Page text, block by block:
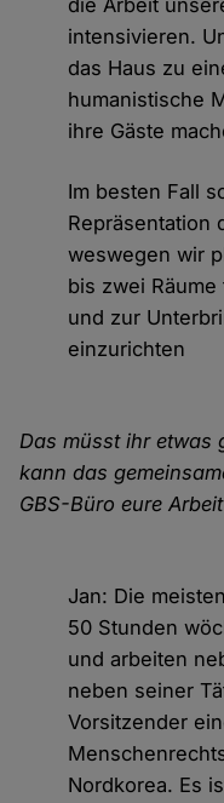
die Arbeit
intensivieren.
das Haus zu
humanistische
ihre Gäste
Im besten Fall
Repräsentation
weswegen wir
bis zwei
und zur
einzurichten
Das müsst ihr etwas
kann das
GBS-Büro eure
Jan: Die
50 Stunden
und arbeiten
neben seiner
Vorsitzender
Nordkorea. Es